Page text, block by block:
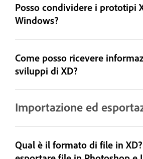
Posso condividere i prototipi
Windows?
Come posso ricevere
sviluppi di XD?
Importazione ed
Qual è il formato di file in